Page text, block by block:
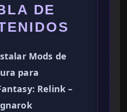
DE
Mods de
para
Relink –